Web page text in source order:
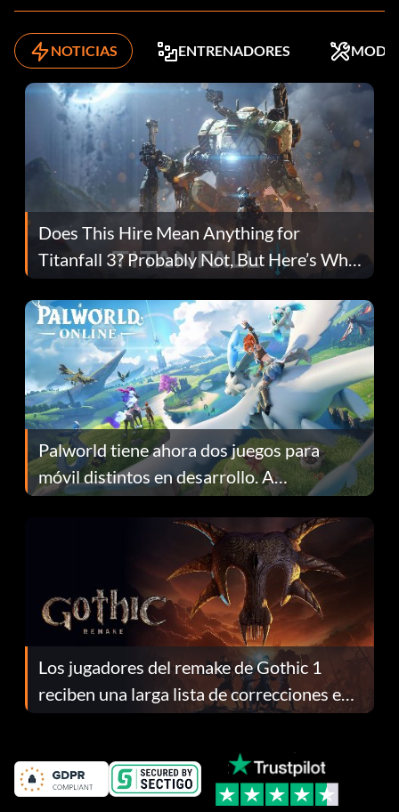
NOTICIAS ENTRENADORES MODS
Does This Hire Mean Anything for
Titanfall 3? Probably Not, But Here’s Why
Fans Are Hopeful
Palworld tiene ahora dos juegos para
móvil distintos en desarrollo. A
continuación te explicamos por qué.
Los jugadores del remake de Gothic 1
reciben una larga lista de correcciones en
el parche 1.0.4